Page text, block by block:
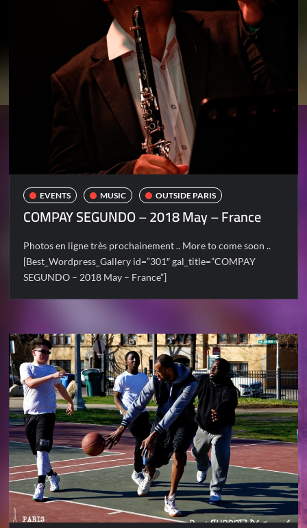
EVENTS MUSIC OUTSIDE PARIS
COMPAY SEGUNDO – 2018 May – France
Photos en ligne très prochainement .. More to come soon ..
[Best_Wordpress_Gallery id=”301″ gal_title=”COMPAY
SEGUNDO – 2018 May – France”]